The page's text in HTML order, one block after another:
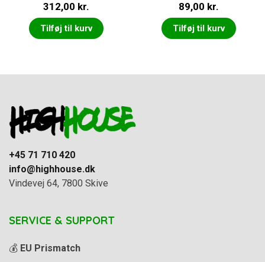
312,00 kr.
Tilføj til kurv
89,00 kr.
Tilføj til kurv
+45 71 710 420
info@highhouse.dk
Vindevej 64, 7800 Skive
SERVICE & SUPPORT
💰 EU Prismatch